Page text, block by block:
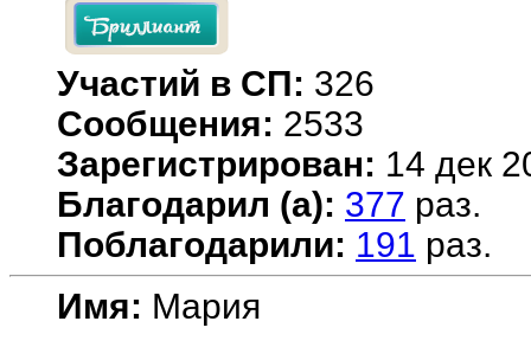
Участий в СП: 326
Сообщения: 2533
Зарегистрирован: 14 дек
Благодарил (а): 377 раз.
Поблагодарили: 191 раз.
Имя: Мария